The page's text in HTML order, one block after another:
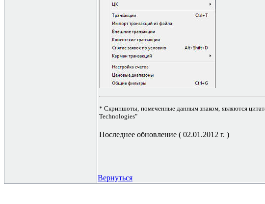
* Скриншоты, помеченные данным знаком, являются
Technologies"
Последнее обновление ( 02.01.2012 г. )
Вернуться